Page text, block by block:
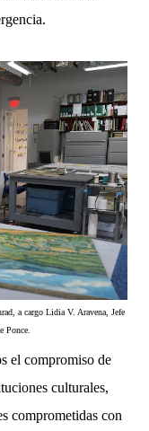
a cargo Lidia V. Aravena, Jefe
Ponce.
el compromiso de
culturales,
comprometidas con